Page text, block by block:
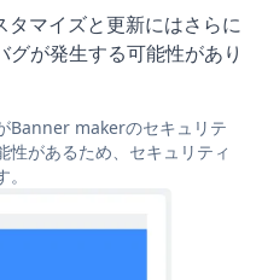
マイズと更新にはさらに
が発生する可能性があり
Banner makerのセキュリテ
性があるため、セキュリティ